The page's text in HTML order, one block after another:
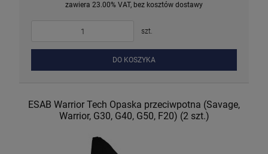
zawiera 23.00% VAT, bez kosztów dostawy
szt.
DO KOSZYKA
ESAB Warrior Tech Opaska przeciwpotna (Savage,
Warrior, G30, G40, G50, F20) (2 szt.)